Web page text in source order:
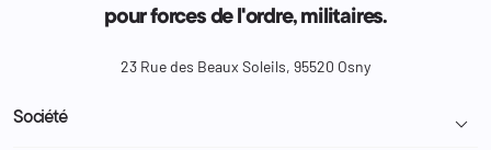
pour forces de l'ordre, militaires.
23 Rue des Beaux Soleils, 95520 Osny
Société 